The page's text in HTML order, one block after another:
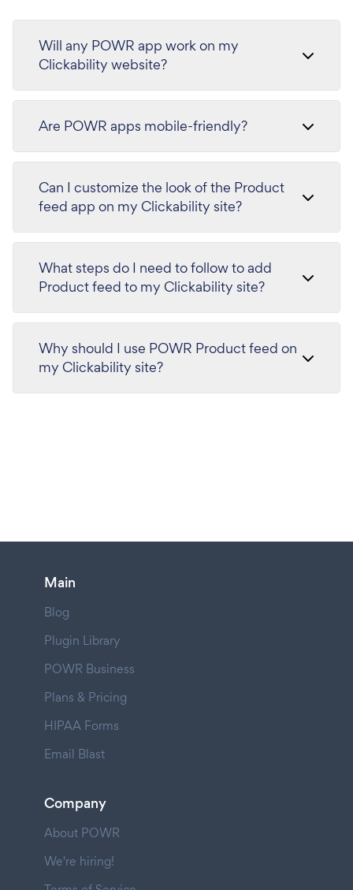
Will any POWR app work on my
Clickability website?
Are POWR apps mobile-friendly?
Can I customize the look of the Product
feed app on my Clickability site?
What steps do I need to follow to add
Product feed to my Clickability site?
Why should I use POWR Product feed on
my Clickability site?
Main
Blog
Plugin Library
POWR Business
Plans & Pricing
HIPAA Forms
Email Blast
Company
About POWR
We're hiring!